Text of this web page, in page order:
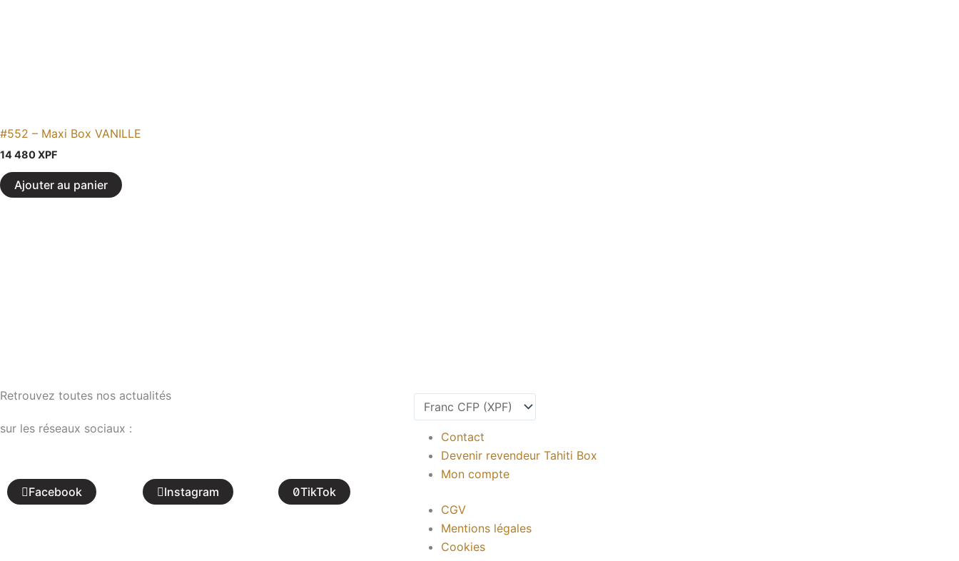
#552 – Maxi Box VANILLE
14 480XPF
Ajouter au panier
Retrouvez toutes nos actualités
sur les réseaux sociaux :
Facebook Instagram TikTok
Contact
Devenir revendeur Tahiti Box
Mon compte
CGV
Mentions légales
Cookies